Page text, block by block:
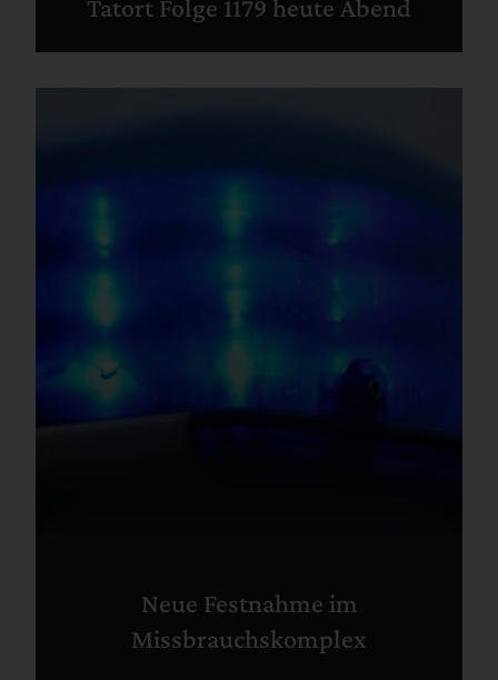
Tatort Folge 1179 heute Abend
Neue Festnahme im
Missbrauchskomplex